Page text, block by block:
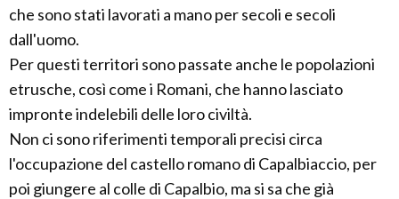
che sono stati lavorati a mano per secoli e secoli
dall'uomo.
Per questi territori sono passate anche le popolazioni
etrusche, così come i Romani, che hanno lasciato
impronte indelebili delle loro civiltà.
Non ci sono riferimenti temporali precisi circa
l'occupazione del castello romano di Capalbiaccio, per
poi giungere al colle di Capalbio, ma si sa che già